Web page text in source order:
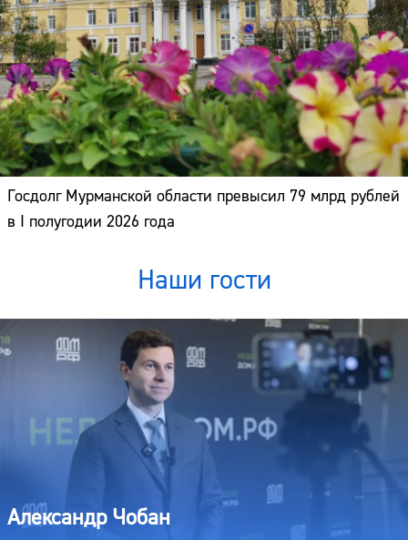
Госдолг Мурманской области превысил 79 млрд рублей
в I полугодии 2026 года
Наши гости
Александр Чобан